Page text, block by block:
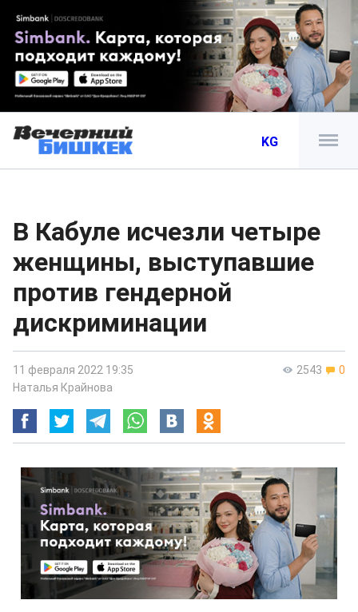
KG
В Кабуле исчезли четыре
женщины, выступавшие
против гендерной
дискриминации
2543 0
11 февраля 2022 19:35
Наталья Крайнова